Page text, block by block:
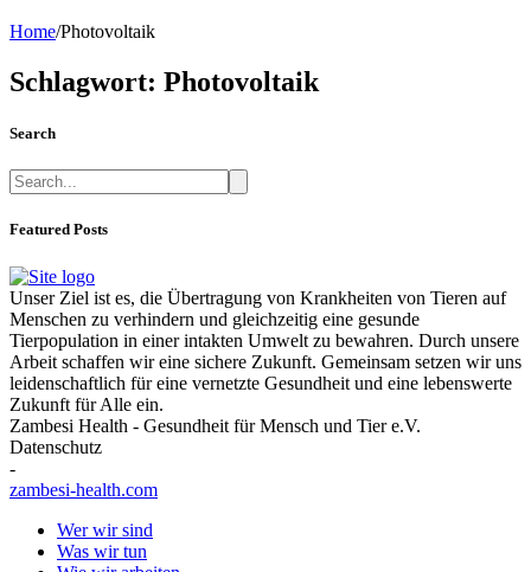
Home/Photovoltaik
Schlagwort: Photovoltaik
Search
Featured Posts
Unser Ziel ist es, die Übertragung von Krankheiten von Tieren auf
Menschen zu verhindern und gleichzeitig eine gesunde
Tierpopulation in einer intakten Umwelt zu bewahren. Durch unsere
Arbeit schaffen wir eine sichere Zukunft. Gemeinsam setzen wir uns
leidenschaftlich für eine vernetzte Gesundheit und eine lebenswerte
Zukunft für Alle ein.
Zambesi Health - Gesundheit für Mensch und Tier e.V.
Datenschutz
-
zambesi-health.com
Wer wir sind
Was wir tun